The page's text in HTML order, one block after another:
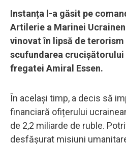
Instanța l-a găsit pe
Artilerie a Marinei
vinovat în lipsă de
scufundarea
fregatei Amiral Essen.
În același timp, a decis să
financiară ofițerului
de 2,2 miliarde de ruble.
desfășurat misiuni